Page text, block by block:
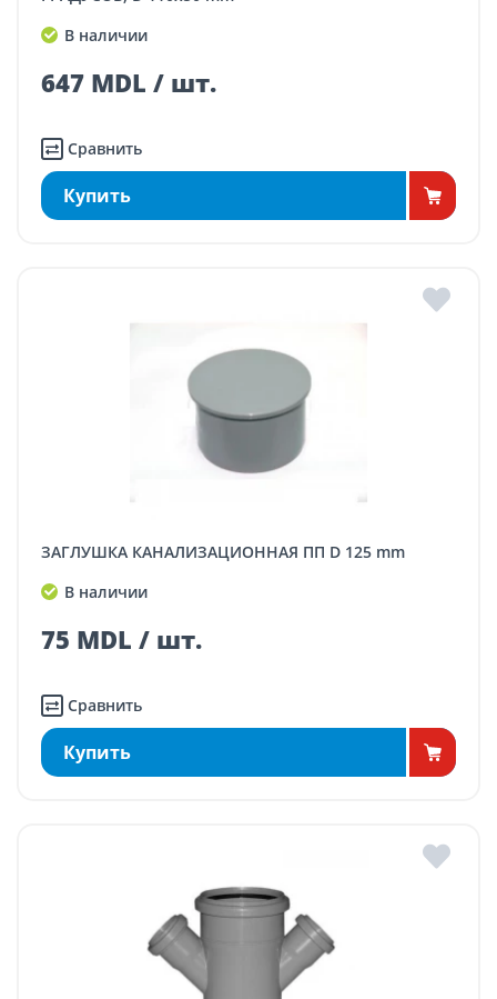
В наличии
647 MDL / шт.
Сравнить
Купить
ЗАГЛУШКА КАНАЛИЗАЦИОННАЯ ПП D 125 mm
В наличии
75 MDL / шт.
Сравнить
Купить